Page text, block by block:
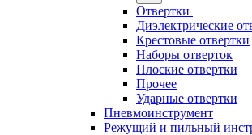
Отвертки
Диэлектрические
Крестовые отвертки
Наборы отверток
Плоские отвертки
Прочее
Ударные отвертки
Пневмоинструмент
Режущий и пильный